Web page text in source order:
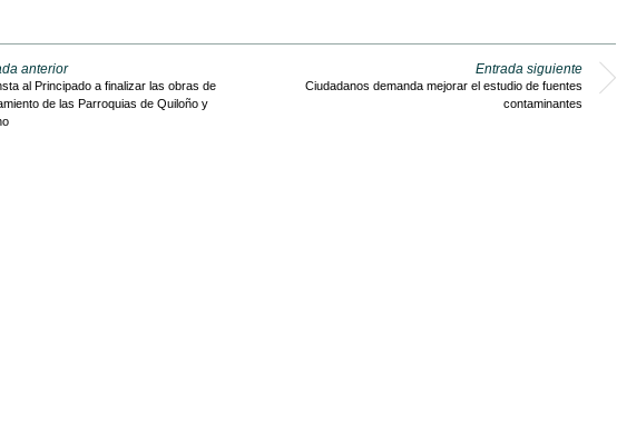
anterior
al Principado a finalizar las obras de
de las Parroquias de Quiloño y
Entrada siguiente
Ciudadanos demanda mejorar el estudio de fuentes
contaminantes